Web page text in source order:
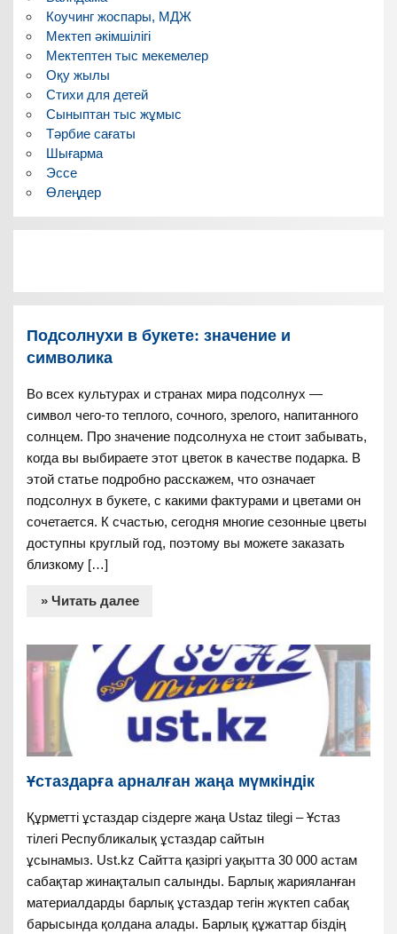
Коучинг жоспары, МДЖ
Мектеп әкімшілігі
Мектептен тыс мекемелер
Оқу жылы
Стихи для детей
Сыныптан тыс жұмыс
Тәрбие сағаты
Шығарма
Эссе
Өлеңдер
Подсолнухи в букете: значение и
символика
Во всех культурах и странах мира подсолнух —
символ чего-то теплого, сочного, зрелого, напитанного
солнцем. Про значение подсолнуха не стоит забывать,
когда вы выбираете этот цветок в качестве подарка. В
этой статье подробно расскажем, что означает
подсолнух в букете, с какими фактурами и цветами он
сочетается. К счастью, сегодня многие сезонные цветы
доступны круглый год, поэтому вы можете заказать
близкому […]
» Читать далее
Ұстаздарға арналған жаңа мүмкіндік
Құрметті ұстаздар сіздерге жаңа Ustaz tilegi – Ұстаз
тілегі Республикалық ұстаздар сайтын
ұсынамыз. Ust.kz Сайтта қазіргі уақытта 30 000 астам
сабақтар жинақталып салынды. Барлық жарияланған
материалдарды барлық ұстаздар тегін жүктеп сабақ
барысында қолдана алады. Барлық құжаттар біздің